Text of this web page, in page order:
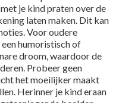
je kind praten over de
laten maken. Dit kan
Voor oudere
een humoristisch of
droom, waardoor de
Probeer geen
het moeilijker maakt
Herinner je kind eraan